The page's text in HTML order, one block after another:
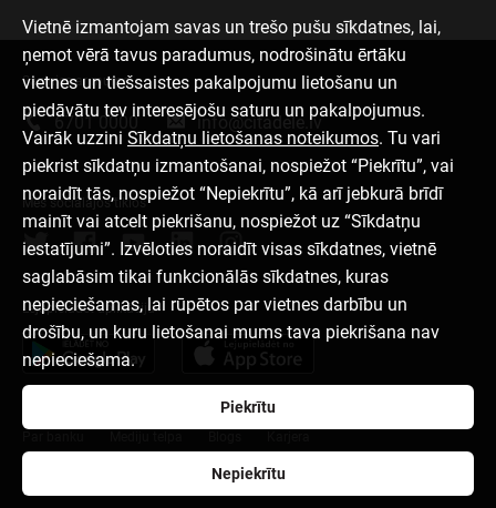
Vietnē izmantojam savas un trešo pušu sīkdatnes, lai,
ņemot vērā tavus paradumus, nodrošinātu ērtāku
vietnes un tiešsaistes pakalpojumu lietošanu un
piedāvātu tev interesējošu saturu un pakalpojumus.
Vairāk uzzini Sīkdatņu lietošanas noteikumos. Tu vari
piekrist sīkdatņu izmantošanai, nospiežot “Piekrītu”, vai
noraidīt tās, nospiežot “Nepiekrītu”, kā arī jebkurā brīdī
mainīt vai atcelt piekrišanu, nospiežot uz “Sīkdatņu
iestatījumi”. Izvēloties noraidīt visas sīkdatnes, vietnē
saglabāsim tikai funkcionālās sīkdatnes, kuras
nepieciešamas, lai rūpētos par vietnes darbību un
drošību, un kuru lietošanai mums tava piekrišana nav
nepieciešama.
Piekrītu
Nepiekrītu
Sazinies ar mums
6701 0000 info@citadele.lv
Mēs sociālajos tīklos
Lejupielādēt aplikāciju
Sīkdatņu iestatījumi